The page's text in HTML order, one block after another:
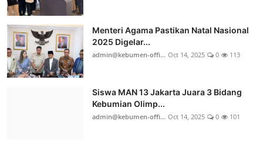
Menteri Agama Pastikan Natal Nasional
2025 Digelar...
admin@kebumen-offi... Oct 14, 2025 0 113
Siswa MAN 13 Jakarta Juara 3 Bidang
Kebumian Olimp...
admin@kebumen-offi... Oct 14, 2025 0 101